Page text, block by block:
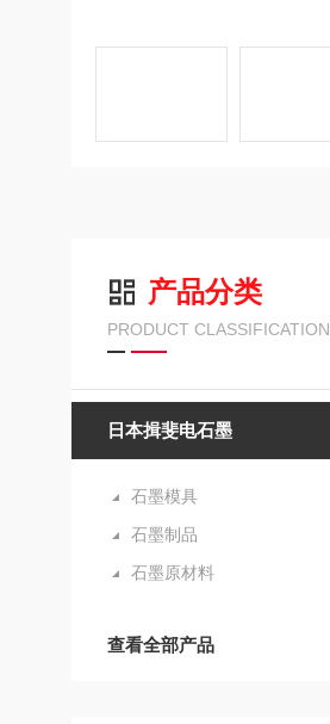
产品分类
PRODUCT CLASSIFICATION
日本揖斐电石墨
石墨模具
石墨制品
石墨原材料
查看全部产品